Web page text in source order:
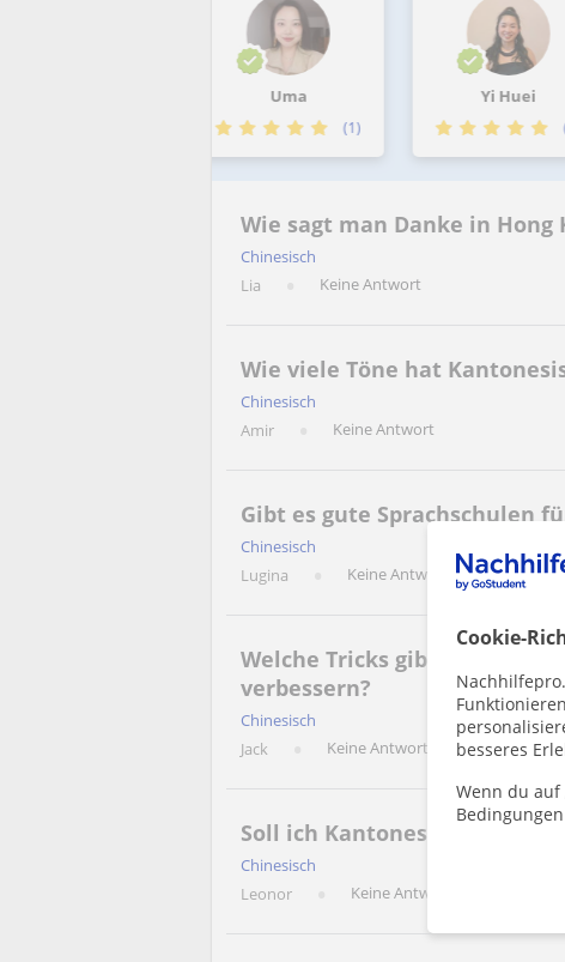
Cookie-
besseres
Wenn du auf
Uma
(1)
Yi Huei
(6)
Wie sagt man Danke in Hong
Chinesisch
Lia
Keine Antwort
Wie viele Töne hat
Chinesisch
Amir
Keine Antwort
Gibt es gute Sprachschulen
Chinesisch
Lugina
Keine Antwort
Welche Tricks gibt es, um
verbessern?
Chinesisch
Jack
Keine Antwort
Soll ich Kantonesisch oder
Chinesisch
Leonor
Keine Antwort